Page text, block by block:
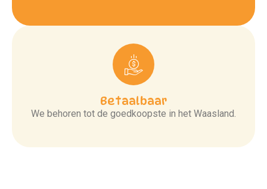
Betaalbaar
We behoren tot de goedkoopste in het Waasland.